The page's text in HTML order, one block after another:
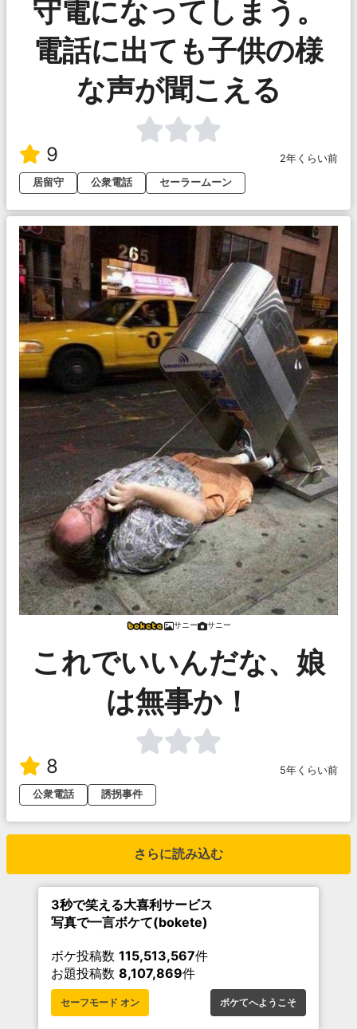
守電になってしまう。
電話に出ても子供の様
な声が聞こえる
9
2年くらい前
居留守
公衆電話 セーラームーン
サニー サニー
これでいいんだな、娘
は無事か！
8
5年くらい前
公衆電話
誘拐事件
さらに読み込む
3秒で笑える大喜利サービス
写真で一言ボケて(bokete)
ボケ投稿数 115,513,567件
お題投稿数 8,107,869件
セーフモード オン ボケてへようこそ